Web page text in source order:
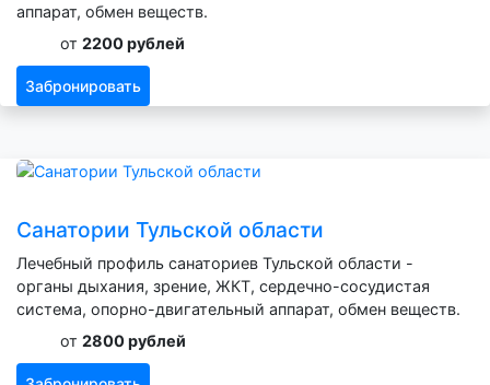
аппарат, обмен веществ.
от 2200 рублей
Забронировать
Санатории Тульской области
Лечебный профиль санаториев Тульской области -
органы дыхания, зрение, ЖКТ, сердечно-сосудистая
система, опорно-двигательный аппарат, обмен веществ.
от 2800 рублей